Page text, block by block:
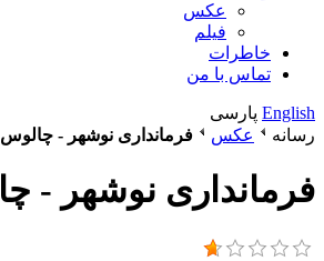
عکس
فیلم
خاطرات
تماس با من
English پارسی
رسانه
عکس فرمانداری نوشهر - چالوس
فرمانداری نوشهر -